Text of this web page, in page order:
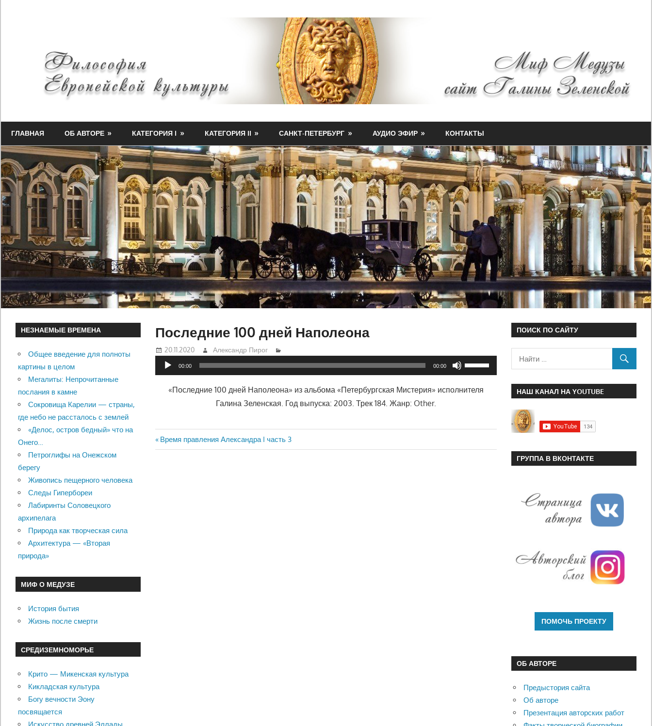
Миф-
Медузы
культуры
ГЛАВНАЯ ОБ АВТОРЕ КАТЕГОРИЯ I КАТЕГОРИЯ II САНКТ-ПЕТЕРБУРГ АУДИО ЭФИР КОНТАКТЫ
Последние 100 дней Наполеона
20.11.2020 Александр Пирог
Аудиоплеер
00:00 00:00
Используйте
клавиши
вверх/
увеличить
«Последние 100 дней Наполеона» из альбома «Петербургская Мистерия» исполнителя
Галина Зеленская. Год выпуска: 2003. Трек 184. Жанр: Other.
Навигация
Previous
Post:
Время правления Александра I часть 3
НЕЗНАЕМЫЕ ВРЕМЕНА
Общее введение для полноты
картины в целом
Мегалиты: Непрочитанные
послания в камне
Сокровища Карелии — страны,
где небо не рассталось с землей
«Делос, остров бедный» что на
Онего…
Петроглифы на Онежском
берегу
Живопись пещерного человека
Следы Гипербореи
Лабиринты Соловецкого
архипелага
Природа как творческая сила
Архитектура — «Вторая
природа»
МИФ О МЕДУЗЕ
История бытия
Жизнь после смерти
СРЕДИЗЕМНОМОРЬЕ
Крито — Микенская культура
Кикладская культура
Богу вечности Эону
посвящается
ПОИСК ПО САЙТУ
НАШ КАНАЛ НА YOUTUBE
ГРУППА В ВКОНТАКТЕ
ОБ АВТОРЕ
Предыстория сайта
Об авторе
Презентация авторских работ